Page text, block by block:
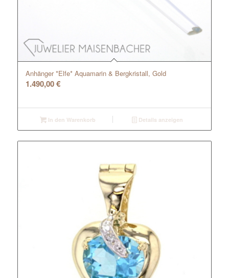
Anhänger *Elfe* Aquamarin & Bergkristall, Gold
1.490,00€
In den Warenkorb Details anzeigen